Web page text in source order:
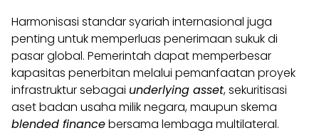
Harmonisasi standar syariah internasional juga
penting untuk memperluas penerimaan sukuk di
pasar global. Pemerintah dapat memperbesar
kapasitas penerbitan melalui pemanfaatan proyek
infrastruktur sebagai underlying asset, sekuritisasi
aset badan usaha milik negara, maupun skema
blended financebersama lembaga multilateral.